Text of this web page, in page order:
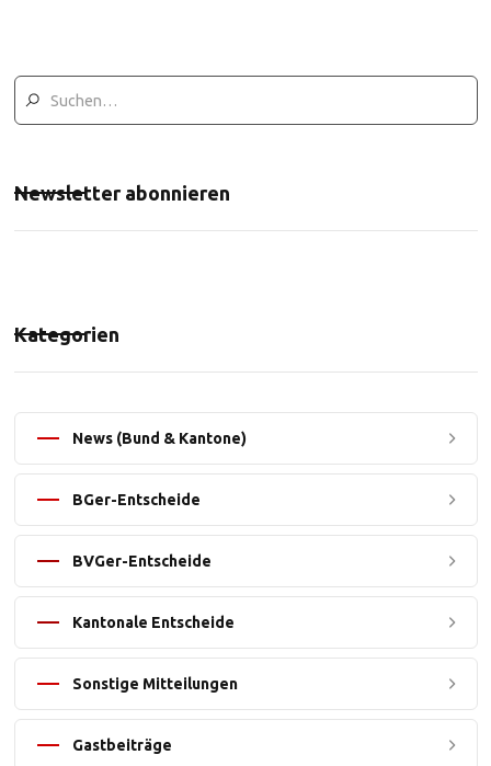
Newsletter abonnieren
Kategorien
News (Bund & Kantone)
BGer-Entscheide
BVGer-Entscheide
Kantonale Entscheide
Sonstige Mitteilungen
Gastbeiträge